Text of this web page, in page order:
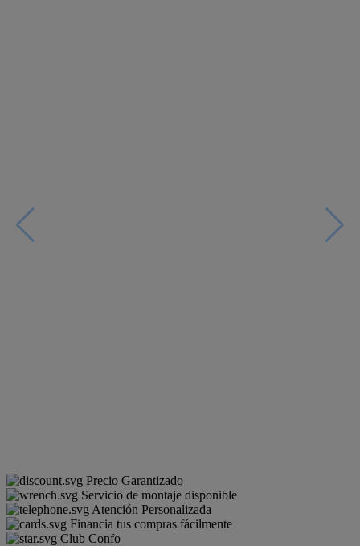
Precio Garantizado
Servicio de montaje disponible
Atención Personalizada
Financia tus compras fácilmente
Club Confo